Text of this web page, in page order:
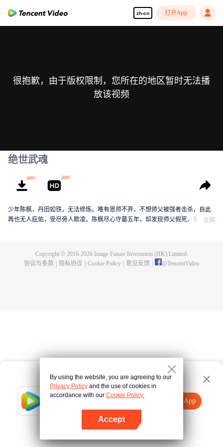
zh-cn 打开App
Tencent Video
打开App
点击此处
很抱歉，由于版权限制，您所在的地区暂时无法播
放该视频
绝世武魂
少年陈枫，丹田如铁，无法修炼。唯有恩师不弃，不想师父被强者击杀，自此
再也无人庇佑，受尽旁人欺凌。陈枫尽心守墓五年，却发现师父假死，发现师
全部
Copyright © 2016-2026Image Future Investment (HK) Limited.
协议与条款
隐私协议 Cookie Policy 意见反馈 @TencentVideo
By using the website, you are agreeing to our
Privacy Policy and the use of cookies in
accordance with our Cookie Policy.
Accept